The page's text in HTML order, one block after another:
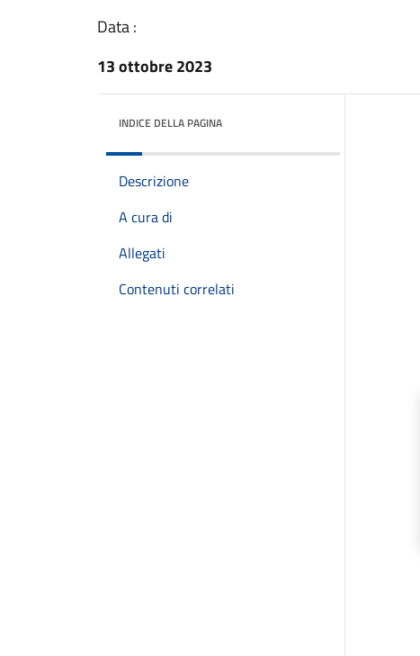
Data :
13 ottobre 2023
INDICE DELLA PAGINA
Descrizione
A cura di
Allegati
Contenuti correlati